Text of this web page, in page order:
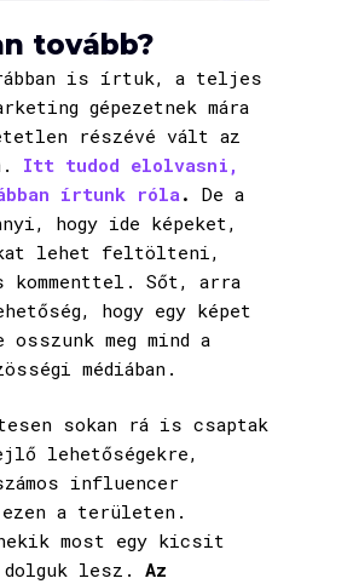
tovább?
is írtuk, a teljes
gépezetnek mára
részévé vált az
Itt tudod elolvasni,
írtunk róla. De a
hogy ide képeket,
lehet feltölteni,
kommenttel. Sőt, arra
hogy egy képet
osszunk meg mind a
médiában.
sokan rá is csaptak
lehetőségekre,
influencer
a területen.
most egy kicsit
dolguk lesz. Az